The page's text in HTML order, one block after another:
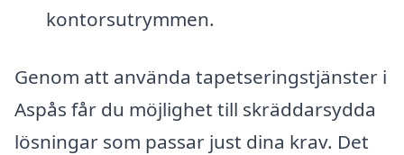
kontorsutrymmen.
Genom att använda tapetseringstjänster i
Aspås får du möjlighet till skräddarsydda
lösningar som passar just dina krav. Det